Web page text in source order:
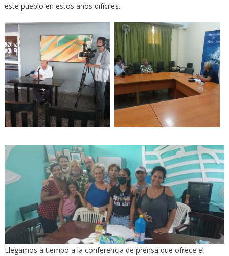
este pueblo en estos años difíciles.
Llegamos a tiempo a la conferencia de prensa que ofrece el